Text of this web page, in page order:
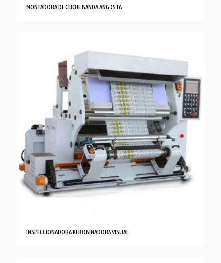
MONTADORA DE CLICHE BANDA ANGOSTA
INSPECCIONADORA REBOBINADORA VISUAL